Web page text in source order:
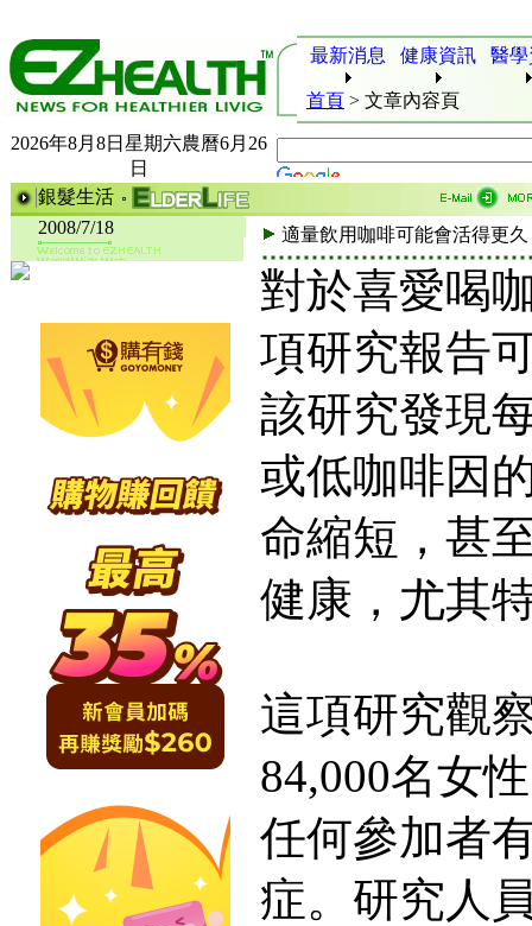
最新消息 健康資訊 醫
首頁 > 文章內容頁
2026年8月8日星期六農曆6月26
日
銀髮生活
2008/7/18
適量飲用咖啡可能會活得更久
對於喜愛喝
項研究報告
該研究發現
或低咖啡因
命縮短，甚
健康，尤其
這項研究觀
84,000名女
任何參加者
症。研究人